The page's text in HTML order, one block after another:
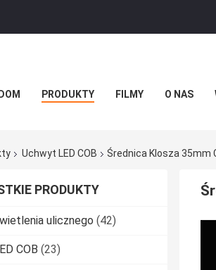
DOM PRODUKTY FILMY O NAS
Uchwyt LED COB Średnica Klosza 35mm
PRODUKTY
ulicznego (42)
COB (23)